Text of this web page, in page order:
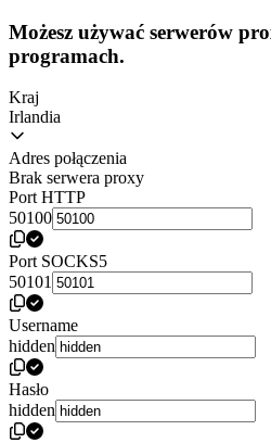
Możesz używać serwerów
programach.
Kraj
Irlandia
Adres połączenia
Brak serwera proxy
Port HTTP
50100
Port SOCKS5
50101
Username
hidden
Hasło
hidden